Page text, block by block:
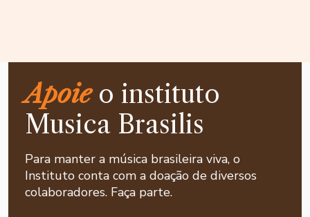
Apoieo instituto
Musica Brasilis
Para manter a música brasileira viva, o
Instituto conta com a doação de diversos
colaboradores. Faça parte.